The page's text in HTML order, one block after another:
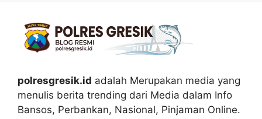
polresgresik.id adalah Merupakan media yang
menulis berita trending dari Media dalam Info
Bansos, Perbankan, Nasional, Pinjaman Online.